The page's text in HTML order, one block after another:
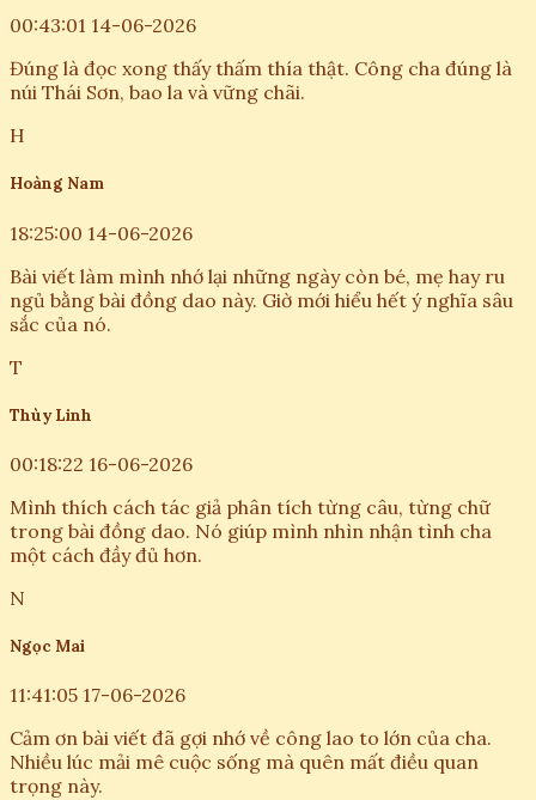
00:43:01 14-06-2026
Đúng là đọc xong thấy thấm thía thật. Công cha đúng là
núi Thái Sơn, bao la và vững chãi.
H
Hoàng Nam
18:25:00 14-06-2026
Bài viết làm mình nhớ lại những ngày còn bé, mẹ hay ru
ngủ bằng bài đồng dao này. Giờ mới hiểu hết ý nghĩa sâu
sắc của nó.
T
Thùy Linh
00:18:22 16-06-2026
Mình thích cách tác giả phân tích từng câu, từng chữ
trong bài đồng dao. Nó giúp mình nhìn nhận tình cha
một cách đầy đủ hơn.
N
Ngọc Mai
11:41:05 17-06-2026
Cảm ơn bài viết đã gợi nhớ về công lao to lớn của cha.
Nhiều lúc mải mê cuộc sống mà quên mất điều quan
trọng này.